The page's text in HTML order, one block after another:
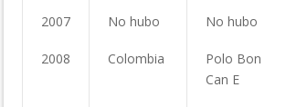
2007 No hubo No hubo
2008 Colombia
Polo Bon
Can E